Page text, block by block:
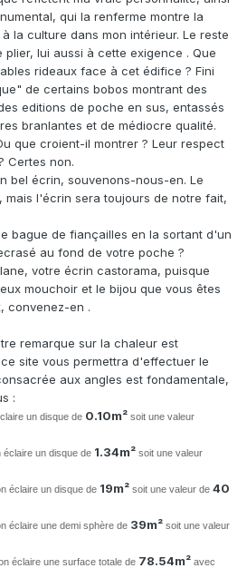
qui la renferme montre la
la culture dans mon intérieur. Le reste
lui aussi à cette exigence . Que
rideaux face à cet édifice ? Fini
de certains bobos montrant des
editions de poche en sus, entassés
branlantes et de médiocre qualité.
que croient-il montrer ? Leur respect
Certes non.
bel écrin, souvenons-nous-en. Le
mais l'écrin sera toujours de notre fait,
bague de fiançailles en la sortant d'un
au fond de votre poche ?
votre écrin castorama, puisque
mouchoir et le bijou que vous êtes
convenez-en .
remarque sur la chaleur est
site vous permettra d'effectuer le
aux angles est fondamentale,
:
un disque de 0.10m² soit une valeur
éclaire un disque de 1.34m² soit une valeur
éclaire un disque de 19m² soit une valeur de 40
éclaire une demi sphère de 39m² soit une valeur
on éclaire une surface totale de 78.54m² avec